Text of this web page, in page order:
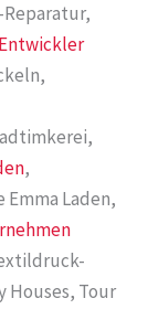
,
Emma Laden,
Houses, Tour